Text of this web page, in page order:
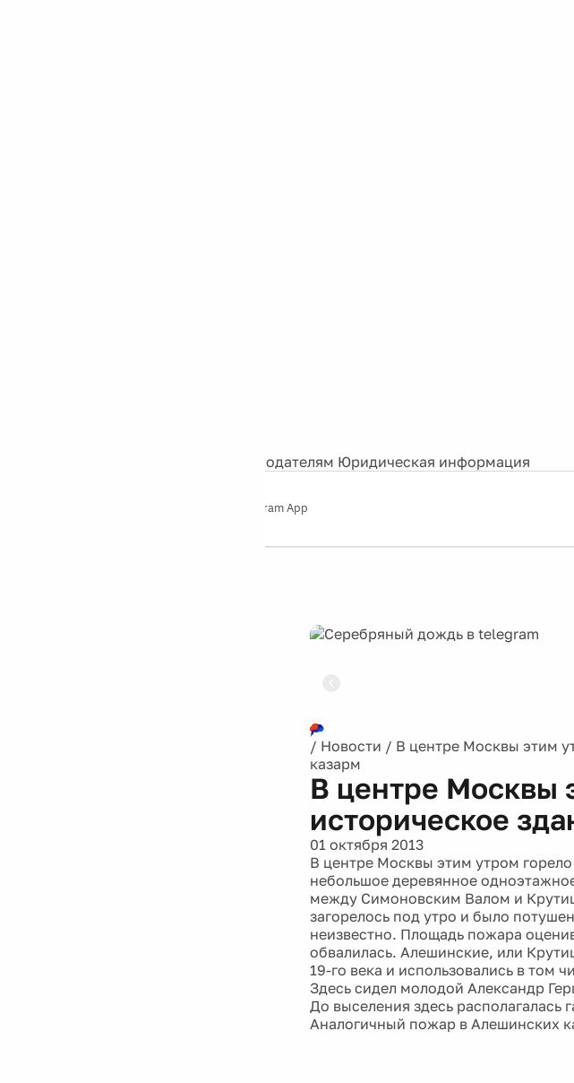
Рекламодателям Юридическая информация
Telegram App
/ Новости / В центре Москвы этим
казарм
В центре Москвы
историческое
01 октября 2013
В центре Москвы этим утром
небольшое деревянное
между Симоновским Валом и
загорелось под утро и было
неизвестно. Площадь пожара
обвалилась. Алешинские, или
19-го века и использовались в том
Здесь сидел молодой Александр
До выселения здесь располагалась
Аналогичный пожар в Алешинских